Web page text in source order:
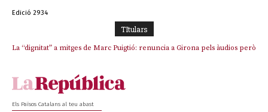
Edició 2934
TItulars
La “dignitat” a mitges de Marc Puigtió: renuncia a Girona pels àudios però
Els Països Catalans al teu abast